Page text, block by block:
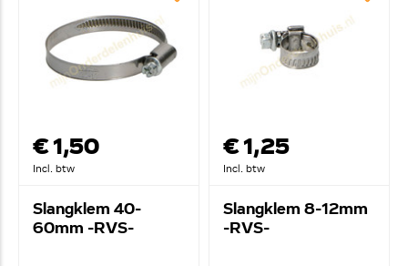
€ 1,50
Incl. btw
Slangklem 40-
60mm -RVS-
€ 1,25
Incl. btw
Slangklem 8-12mm
-RVS-